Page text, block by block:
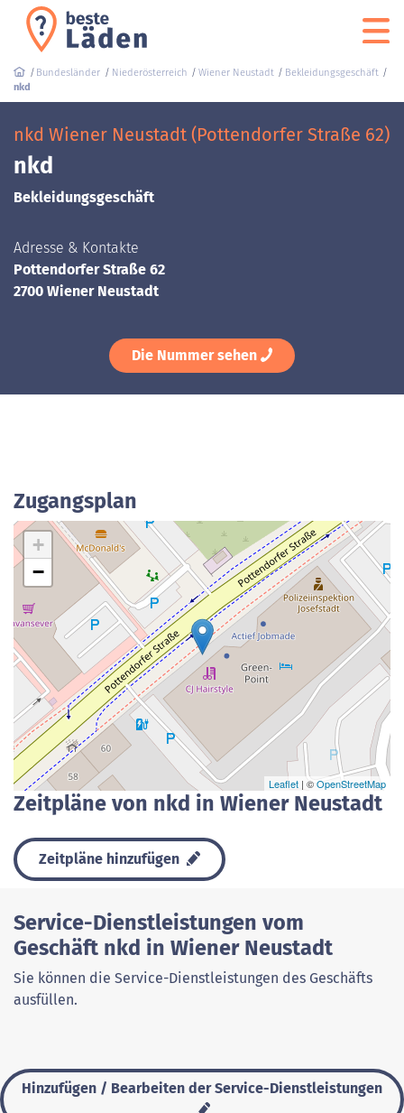
Bundesländer Niederösterreich Wiener Neustadt
Bekleidungsgeschäft
nkd
nkd Wiener Neustadt (Pottendorfer Straße 62)
nkd
Bekleidungsgeschäft
Adresse & Kontakte
Pottendorfer Straße 62
2700 Wiener Neustadt
Die Nummer sehen
Zugangsplan
+
−
Leaflet | ©OpenStreetMap
Zeitpläne von nkd in Wiener Neustadt
Zeitpläne hinzufügen
Service-Dienstleistungen vom
Geschäft nkd in Wiener Neustadt
Sie können die Service-Dienstleistungen des Geschäfts
ausfüllen.
Hinzufügen / Bearbeiten der Service-Dienstleistungen